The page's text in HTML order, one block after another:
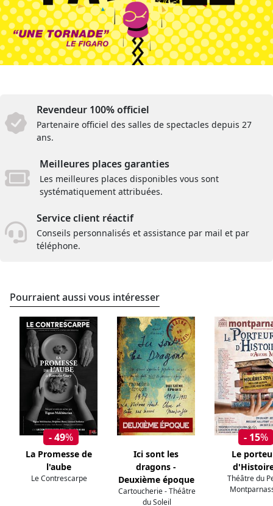
Revendeur 100% officiel
Partenaire officiel des salles de spectacles depuis 27
ans.
Meilleures places garanties
Les meilleures places disponibles vous sont
systématiquement attribuées.
Service client réactif
Conseils personnalisés et assistance par mail et par
téléphone.
Pourraient aussi vous intéresser
- 49%
La Promesse de
l'aube
Le Contrescarpe
Ici sont les
dragons -
Deuxième époque
Cartoucherie - Théâtre
du Soleil
- 15%
Le
Théâtre du